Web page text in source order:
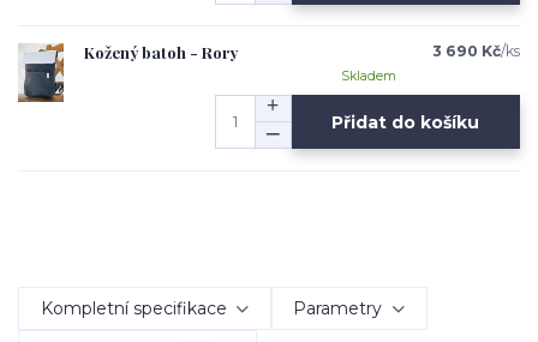
Kožený batoh - Rory 3 690 Kč/ks
Skladem
Přidat do košíku
Kompletní specifikace Parametry